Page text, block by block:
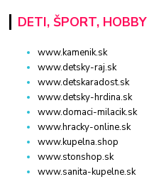
DETI, ŠPORT, HOBBY
www.kamenik.sk
www.detsky-raj.sk
www.detskaradost.sk
www.detsky-hrdina.sk
www.domaci-milacik.sk
www.hracky-online.sk
www.kupelna.shop
www.stonshop.sk
www.sanita-kupelne.sk